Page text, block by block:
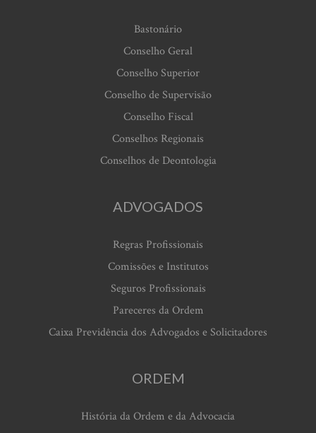
Bastonário
Conselho Geral
Conselho Superior
Conselho de Supervisão
Conselho Fiscal
Conselhos Regionais
Conselhos de Deontologia
ADVOGADOS
Regras Profissionais
Comissões e Institutos
Seguros Profissionais
Pareceres da Ordem
Caixa Previdência dos Advogados e Solicitadores
ORDEM
História da Ordem e da Advocacia